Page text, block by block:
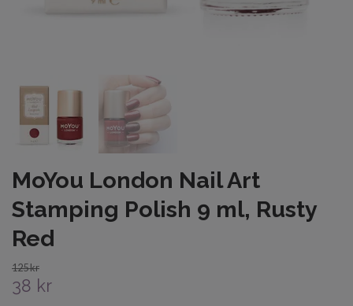
MoYou London Nail Art
Stamping Polish 9 ml, Rusty
Red
125 kr
38 kr